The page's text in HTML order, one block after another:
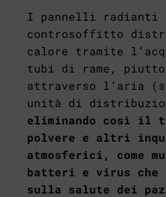
I pannelli radianti
controsoffitto
calore tramite
tubi di rame,
attraverso l’aria
unità di
eliminando così il
polvere e altri
atmosferici, come
batteri e virus che
sulla salute dei